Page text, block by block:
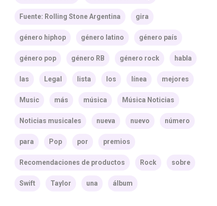
Fuente: Rolling Stone Argentina gira
género hiphop género latino género país
género pop género RB género rock habla
las Legal lista los línea mejores
Music más música Música Noticias
Noticias musicales nueva nuevo número
para Pop por premios
Recomendaciones de productos Rock sobre
Swift Taylor una álbum